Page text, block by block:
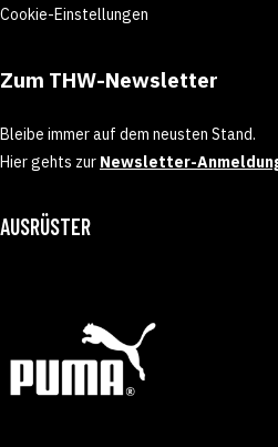
Cookie-Einstellungen
Zum THW-Newsletter
Bleibe immer auf dem neusten Stand.
Hier gehts zur Newsletter-
AUSRÜSTER